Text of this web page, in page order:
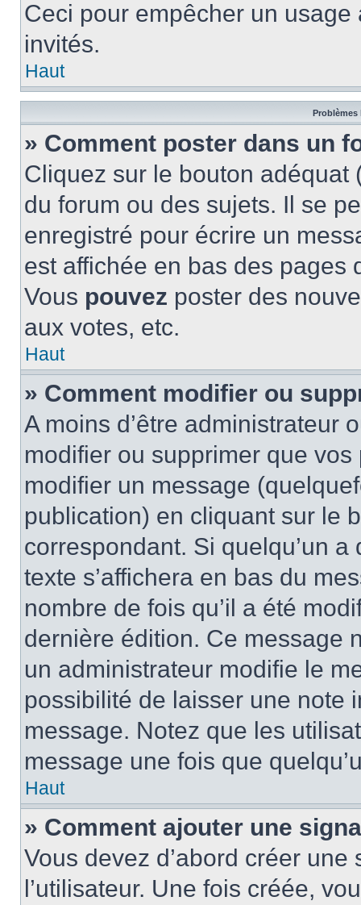
Ceci pour empêcher un
invités.
Haut
Problèmes
» Comment poster dans un
Cliquez sur le bouton
du forum ou des sujets. Il se
enregistré pour écrire un
est affichée en bas des pages
Vous pouvez poster des
aux votes, etc.
Haut
» Comment modifier ou
A moins d’être administrateur
modifier ou supprimer que
modifier un message
publication) en cliquant sur le
correspondant. Si quelqu’un
texte s’affichera en bas du
nombre de fois qu’il a été
dernière édition. Ce message
un administrateur modifie le
possibilité de laisser une note
message. Notez que les
message une fois que
Haut
» Comment ajouter une
Vous devez d’abord créer
l’utilisateur. Une fois créée,